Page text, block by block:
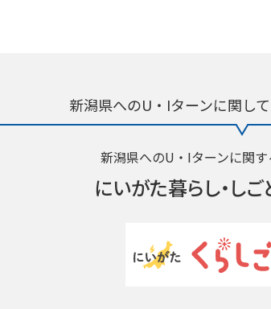
新潟県へのU・Iターンに関し
新潟県へのU・Iターンに関
にいがた暮らし・し